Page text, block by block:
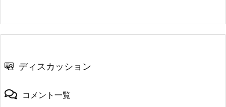
ディスカッション
コメント一覧